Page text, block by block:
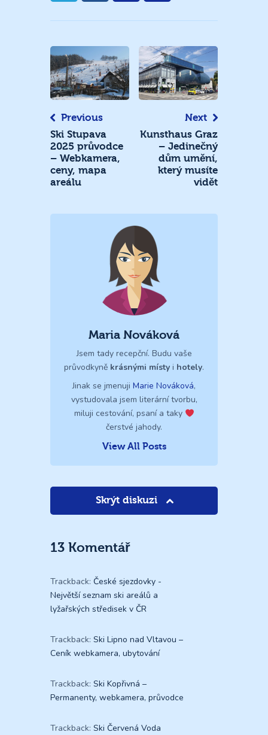
Navigace
pro
příspěvek
Previous
Ski Stupava
2025 průvodce
– Webkamera,
ceny, mapa
areálu
Next
Kunsthaus Graz
– Jedinečný
dům umění,
který musíte
vidět
Maria Nováková
Jsem tady recepční. Budu vaše
průvodkyně krásnými místy i hotely.
Jinak se jmenuji Marie Nováková,
vystudovala jsem literární tvorbu,
miluji cestování, psaní a taky
čerstvé jahody.
View All Posts
Skrýt diskuzi
13 Komentář
Trackback: České sjezdovky -
Největší seznam ski areálů a
lyžařských středisek v ČR
Trackback: Ski Lipno nad Vltavou –
Ceník webkamera, ubytování
Trackback: Ski Kopřivná –
Permanenty, webkamera, průvodce
Trackback: Ski Červená Voda